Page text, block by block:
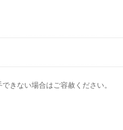
きない場合はご容赦ください。